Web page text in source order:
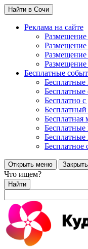
Найти в Сочи
Реклама на сайте
Размещение
Размещение
Бесплатные
Бесплатно
Бесплатная
Бесплатное
Открыть меню
Что ищем?
Найти